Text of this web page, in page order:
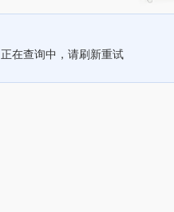
正在查询中，请刷新重试